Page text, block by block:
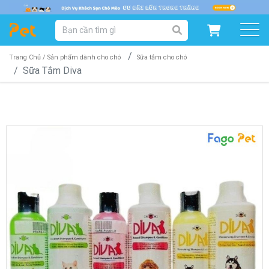
DANH MỤC SẢN PHẨM
SẢN PHẨM DÀNH CHO MÈO SẢN PHẨM DÀNH CHO CHÓ
Trang Chủ / Sản phẩm dành cho chó Sữa tắm cho chó
Sữa Tắm Diva